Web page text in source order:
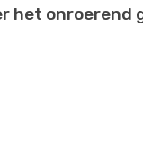
het onroerend